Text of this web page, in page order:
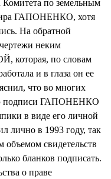
Комитета по земельным
ГАПОНЕНКО, хотя
На обратной
неким
которая, по словам
и в глаза он ее
что во многих
подписи ГАПОНЕНКО
в виде его личной
лично в 1993 году, так
объемом свидетельств
бланков подписать.
о праве